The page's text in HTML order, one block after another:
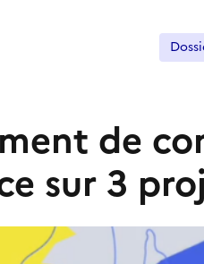
de
sur 3